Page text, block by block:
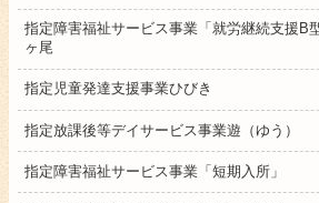
指定障害福祉サービス事業「就労継続支援B
ヶ尾
指定児童発達支援事業ひびき
指定放課後等デイサービス事業遊（ゆう）
指定障害福祉サービス事業「短期入所」